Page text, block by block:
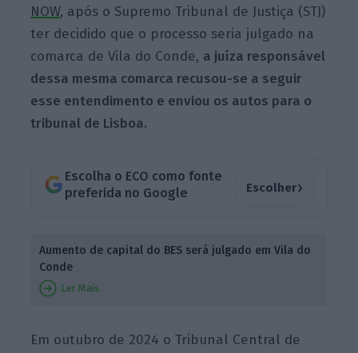
NOW, após o Supremo Tribunal de Justiça (STJ)
ter decidido que o processo seria julgado na
comarca de Vila do Conde, a juíza responsável
dessa mesma comarca recusou-se a seguir
esse entendimento e enviou os autos para o
tribunal de Lisboa.
Escolha o ECO como fonte
preferida no Google
Escolher›
Aumento de capital do BES será julgado em Vila do
Conde
Ler Mais
Em outubro de 2024 o Tribunal Central de